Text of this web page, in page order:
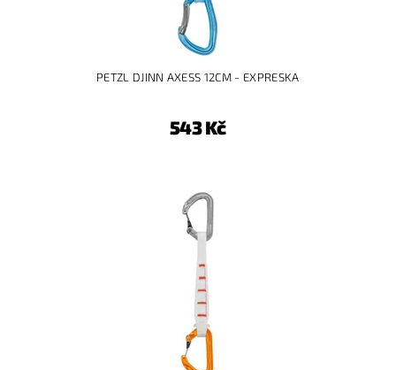
PETZL DJINN AXESS 12CM - EXPRESKA
543 Kč